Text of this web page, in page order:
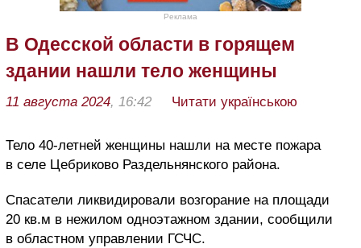
Реклама
В Одесской области в горящем
здании нашли тело женщины
11 августа 2024, 16:42 Читати українською
Тело 40-летней женщины нашли на месте пожара
в селе Цебриково Раздельнянского района.
Спасатели ликвидировали возгорание на площади
20 кв.м в нежилом одноэтажном здании, сообщили
в областном управлении ГСЧС.